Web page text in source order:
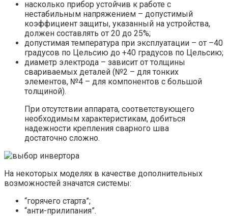
насколько прибор устойчив к работе с
нестабильным напряжением – допустимый
коэффициент защиты, указанный на устройства,
должен составлять от 20 до 25%;
допустимая температура при эксплуатации – от –40
градусов по Цельсию до +40 градусов по Цельсию;
диаметр электрода – зависит от толщины
свариваемых деталей (№2 – для тонких
элементов, №4 – для компонентов с большой
толщиной).
При отсутствии аппарата, соответствующего
необходимым характеристикам, добиться
надежности крепления сварного шва
достаточно сложно.
На некоторых моделях в качестве дополнительных
возможностей значатся системы:
“горячего старта”;
“анти-прилипания”.